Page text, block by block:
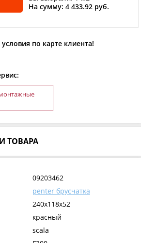
На сумму: 4 433.92 руб.
по карте клиента!
ТОВАРА
09203462
penter брусчатка
240x118x52
красный
scala